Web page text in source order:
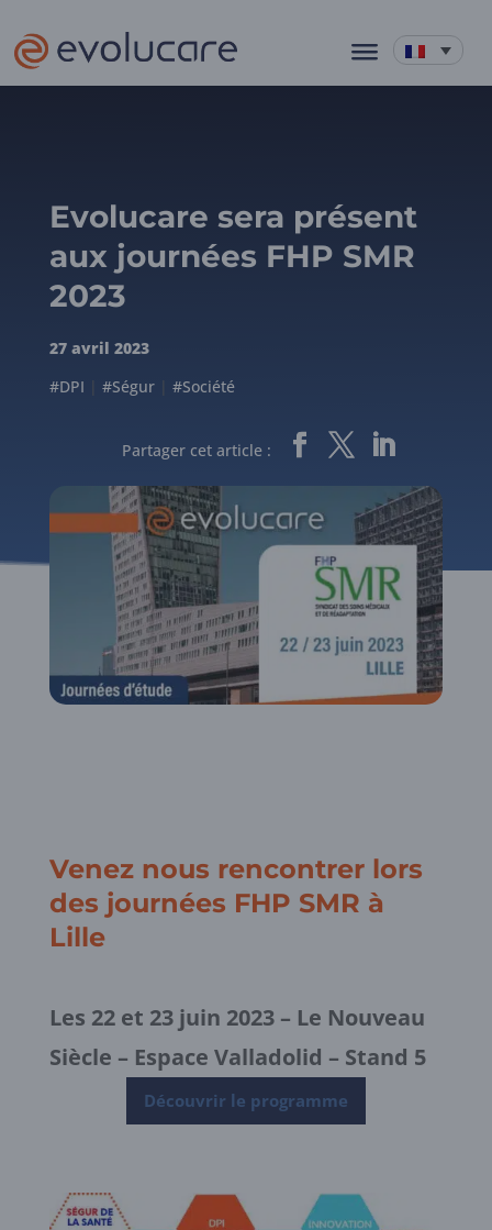
Evolucare sera présent
aux journées FHP SMR
2023
27 avril 2023
#DPI
#Ségur| #Société
Partager cet article :
Venez nous rencontrer lors
des journées FHP SMR à
Lille
Les 22 et 23 juin 2023 – Le Nouveau
Siècle – Espace Valladolid – Stand 5
Découvrir le programme